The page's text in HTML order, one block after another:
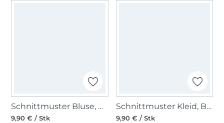
Schnittmuster Bluse, Burda 5887
9,90 € / Stk
Schnittmuster Kleid, Burda 6048
9,90 € / Stk